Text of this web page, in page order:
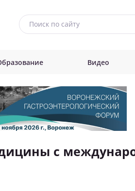
Видео
с